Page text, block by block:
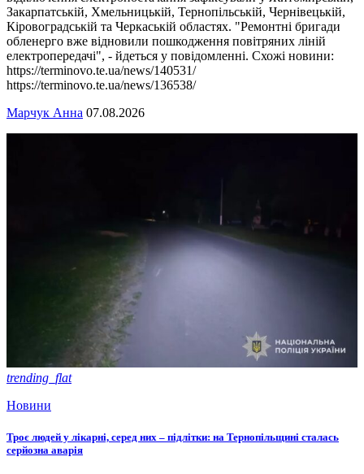
Закарпатській, Хмельницькій, Тернопільській, Чернівецькій,
Кіровоградській та Черкаській областях. "Ремонтні бригади
обленерго вже відновили пошкодження повітряних ліній
електропередачі", - йдеться у повідомленні. Схожі новини:
https://terminovo.te.ua/news/140531/
https://terminovo.te.ua/news/136538/
Марчук Анна 07.08.2026
trending_flat
Новини
Троє людей у лікарні, серед них – підлітки: на Тернопільщині сталась
серйозна аварія